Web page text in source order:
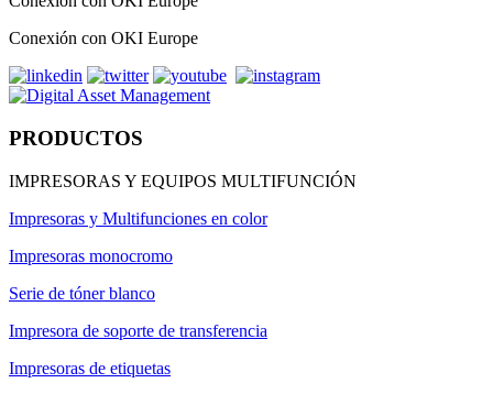
Conexión con OKI Europe
PRODUCTOS
IMPRESORAS Y EQUIPOS MULTIFUNCIÓN
Impresoras y Multifunciones en color
Impresoras monocromo
Serie de tóner blanco
Impresora de soporte de transferencia
Impresoras de etiquetas